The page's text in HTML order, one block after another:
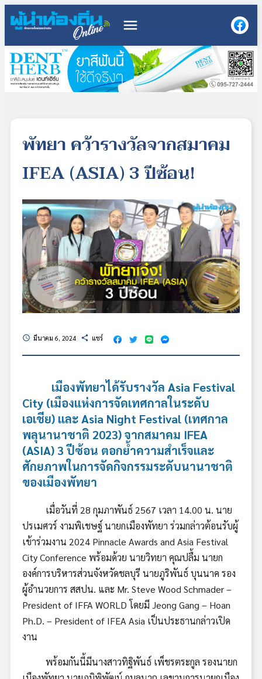
menu
พัทยา คว้ารางวัลจากสมาคม
IFEA (ASIA) 3 ปีซ้อน!
schedule มีนาคม 6, 2024 share แชร์
เมืองพัทยาได้รับรางวัล Asia Festival
City (เมืองแห่งการจัดเทศกาลในระดับ
เอเชีย) และ Asia Night Festival (เทศกาล
พลุนานาชาติ 2023) จากสมาคม IFEA
(ASIA) 3 ปีซ้อน ตอกย้ำความสำเร็จและ
ศักยภาพในการจัดกิจกรรมระดับนานาชาติ
ของเมืองพัทยา
เมื่อวันที่ 28 กุมภาพันธ์ 2567 เวลา 14.00 น. นาย
ปรเมศวร์ งามพิเชษฐ์ นายกเมืองพัทยา ร่วมกล่าวต้อนรับผู้
เข้าร่วมงาน 2024 Pinnacle Awards and Asia Festival
City Conference พร้อมด้วย นายวิทยา คุณปลื้ม นายก
องค์การบริหารส่วนจังหวัดชลบุรี นายภูริพันธ์ บุนนาค รอง
ผู้อำนวยการ สสปน. และ Mr. Steve Wood Schmader –
President of IFFA WORLD โดยมี Jeong Gang – Hoan
Ph.D. – President of IFEA Asia เป็นประธานกล่าวเปิด
งาน
พร้อมกันนี้มีนางสาวทิฐิพันธ์ เพ็ชรตระกูล รองนายก